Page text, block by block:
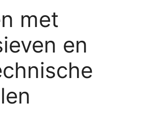
met
en